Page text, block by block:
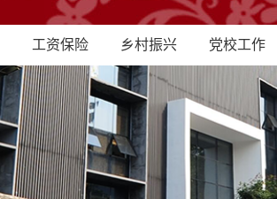
工资保险 乡村振兴 党校工作